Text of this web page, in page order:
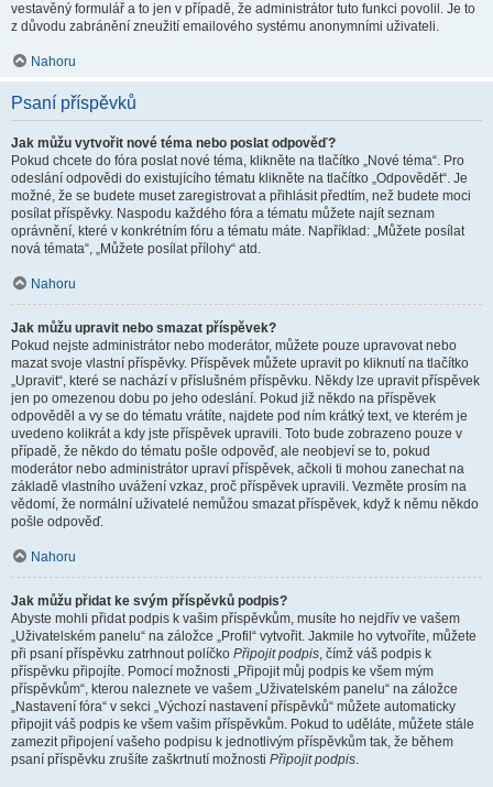
vestavěný formulář a to jen v případě, že administrátor tuto funkci povolil. Je to
z důvodu zabránění zneužití emailového systému anonymními uživateli.
Nahoru
Psaní příspěvků
Jak můžu vytvořit nové téma nebo poslat odpověď?
Pokud chcete do fóra poslat nové téma, klikněte na tlačítko „Nové téma“. Pro
odeslání odpovědi do existujícího tématu klikněte na tlačítko „Odpovědět“. Je
možné, že se budete muset zaregistrovat a přihlásit předtím, než budete moci
posílat příspěvky. Naspodu každého fóra a tématu můžete najít seznam
oprávnění, které v konkrétním fóru a tématu máte. Například: „Můžete posílat
nová témata“, „Můžete posílat přílohy“ atd.
Nahoru
Jak můžu upravit nebo smazat příspěvek?
Pokud nejste administrátor nebo moderátor, můžete pouze upravovat nebo
mazat svoje vlastní příspěvky. Příspěvek můžete upravit po kliknutí na tlačítko
„Upravit“, které se nachází v příslušném příspěvku. Někdy lze upravit příspěvek
jen po omezenou dobu po jeho odeslání. Pokud již někdo na příspěvek
odpověděl a vy se do tématu vrátíte, najdete pod ním krátký text, ve kterém je
uvedeno kolikrát a kdy jste příspěvek upravili. Toto bude zobrazeno pouze v
případě, že někdo do tématu pošle odpověď, ale neobjeví se to, pokud
moderátor nebo administrátor upraví příspěvek, ačkoli ti mohou zanechat na
základě vlastního uvážení vzkaz, proč příspěvek upravili. Vezměte prosím na
vědomí, že normální uživatelé nemůžou smazat příspěvek, když k němu někdo
pošle odpověď.
Nahoru
Jak můžu přidat ke svým příspěvků podpis?
Abyste mohli přidat podpis k vašim příspěvkům, musíte ho nejdřív ve vašem
„Uživatelském panelu“ na záložce „Profil“ vytvořit. Jakmile ho vytvoříte, můžete
při psaní příspěvku zatrhnout políčko Připojit podpis, čímž váš podpis k
příspěvku připojíte. Pomocí možnosti „Připojit můj podpis ke všem mým
příspěvkům“, kterou naleznete ve vašem „Uživatelském panelu“ na záložce
„Nastavení fóra“ v sekci „Výchozí nastavení příspěvků“ můžete automaticky
připojit váš podpis ke všem vašim příspěvkům. Pokud to uděláte, můžete stále
zamezit připojení vašeho podpisu k jednotlivým příspěvkům tak, že během
psaní příspěvku zrušíte zaškrtnutí možnosti Připojit podpis.